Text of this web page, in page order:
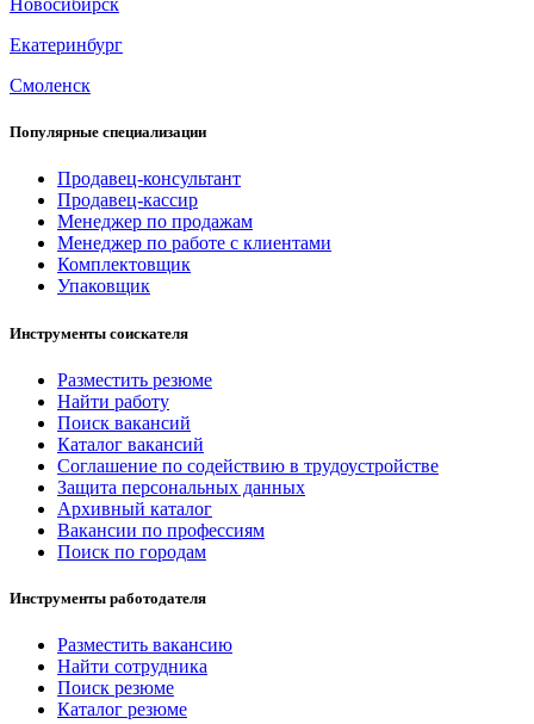
Новосибирск
Екатеринбург
Смоленск
Популярные специализации
Продавец-консультант
Продавец-кассир
Менеджер по продажам
Менеджер по работе с клиентами
Комплектовщик
Упаковщик
Инструменты соискателя
Разместить резюме
Найти работу
Поиск вакансий
Каталог вакансий
Соглашение по содействию в трудоустройстве
Защита персональных данных
Архивный каталог
Вакансии по профессиям
Поиск по городам
Инструменты работодателя
Разместить вакансию
Найти сотрудника
Поиск резюме
Каталог резюме